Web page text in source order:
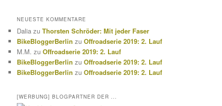
NEUESTE KOMMENTARE
Dalia zuThorsten Schröder: Mit jeder Faser
BikeBloggerBerlin zuOffroadserie 2019: 2. Lauf
M.M. zuOffroadserie 2019: 2. Lauf
BikeBloggerBerlin zuOffroadserie 2019: 2. Lauf
BikeBloggerBerlin zuOffroadserie 2019: 2. Lauf
[WERBUNG] BLOGPARTNER DER ...